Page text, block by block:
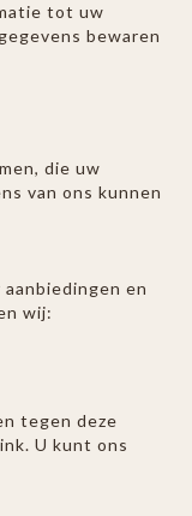
tot uw
bewaren
die uw
van ons kunnen
en
wij:
tegen deze
U kunt ons